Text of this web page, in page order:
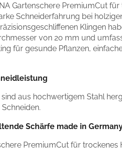
Gartenschere PremiumCut
Schneiderfahrung bei
Klingen
von 20 mm und
für gesunde Pflanzen,
sind aus hochwertigem Stahl
Schärfe made in
PremiumCut für